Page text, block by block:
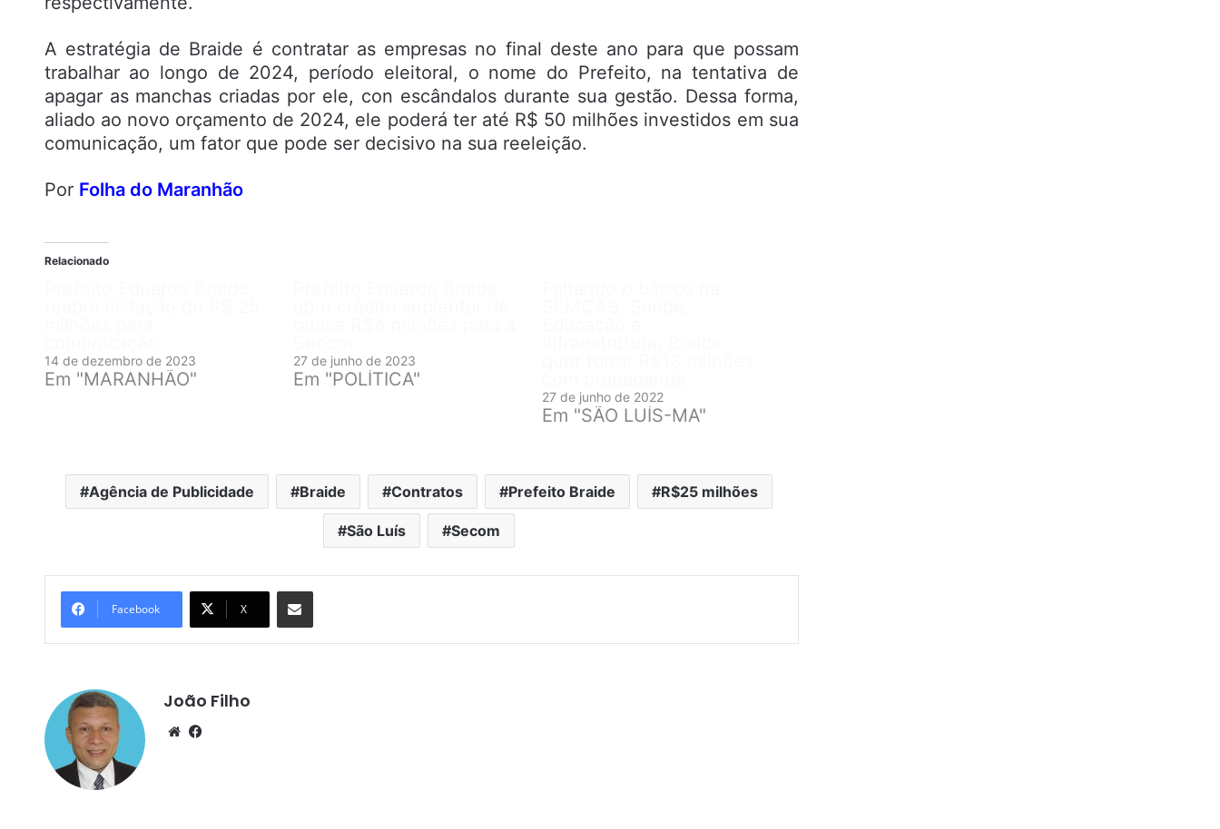
A estratégia de Braide é contratar as empresas no final deste ano para que possam
trabalhar ao longo de 2024, período eleitoral, o nome do Prefeito, na tentativa de
apagar as manchas criadas por ele, con escândalos durante sua gestão. Dessa forma,
aliado ao novo orçamento de 2024, ele poderá ter até R$ 50 milhões investidos em sua
comunicação, um fator que pode ser decisivo na sua reeleição.
Por Folha do Maranhão
Relacionado
14 de dezembro de 2023
Em "MARANHÃO"
27 de junho de 2023
Em "POLÍTICA"
27 de junho de 2022
Em "SÃO LUÍS-MA"
Agência de Publicidade Braide Contratos Prefeito Braide R$25 milhões
São Luís Secom
Facebook X
Compartilhar por e-mail
João Filho
We